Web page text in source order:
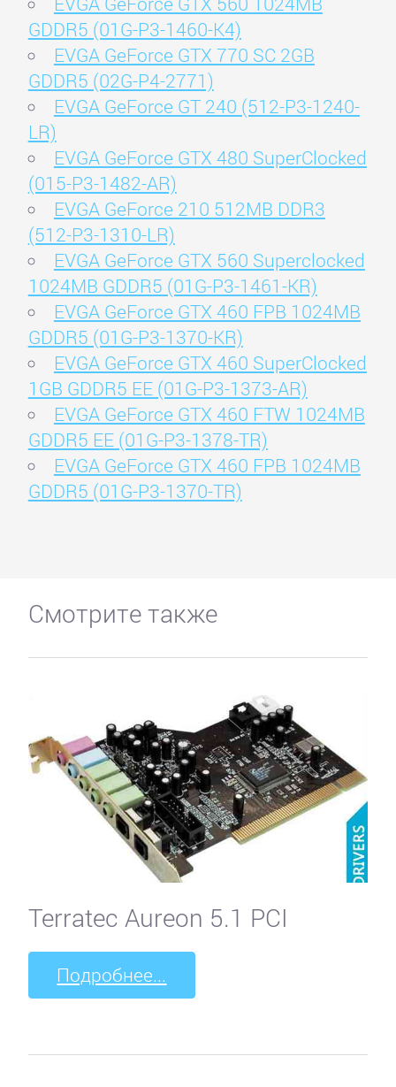
GDDR5 (01G-P3-1460-K4)
EVGA GeForce GTX 770 SC 2GB
GDDR5 (02G-P4-2771)
EVGA GeForce GT 240 (512-P3-1240-
LR)
EVGA GeForce GTX 480 SuperClocked
(015-P3-1482-AR)
EVGA GeForce 210 512MB DDR3
(512-P3-1310-LR)
EVGA GeForce GTX 560 Superclocked
1024MB GDDR5 (01G-P3-1461-KR)
EVGA GeForce GTX 460 FPB 1024MB
GDDR5 (01G-P3-1370-KR)
EVGA GeForce GTX 460 SuperClocked
1GB GDDR5 EE (01G-P3-1373-AR)
EVGA GeForce GTX 460 FTW 1024MB
GDDR5 EE (01G-P3-1378-TR)
EVGA GeForce GTX 460 FPB 1024MB
GDDR5 (01G-P3-1370-TR)
Смотрите также
Terratec Aureon 5.1 PCI
Подробнее...